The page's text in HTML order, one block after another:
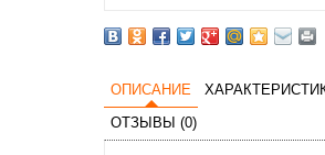
ОПИСАНИЕ
ОТЗЫВЫ (0)